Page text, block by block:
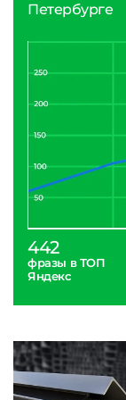
Петербурге
442
фразы в ТОП
Яндекс